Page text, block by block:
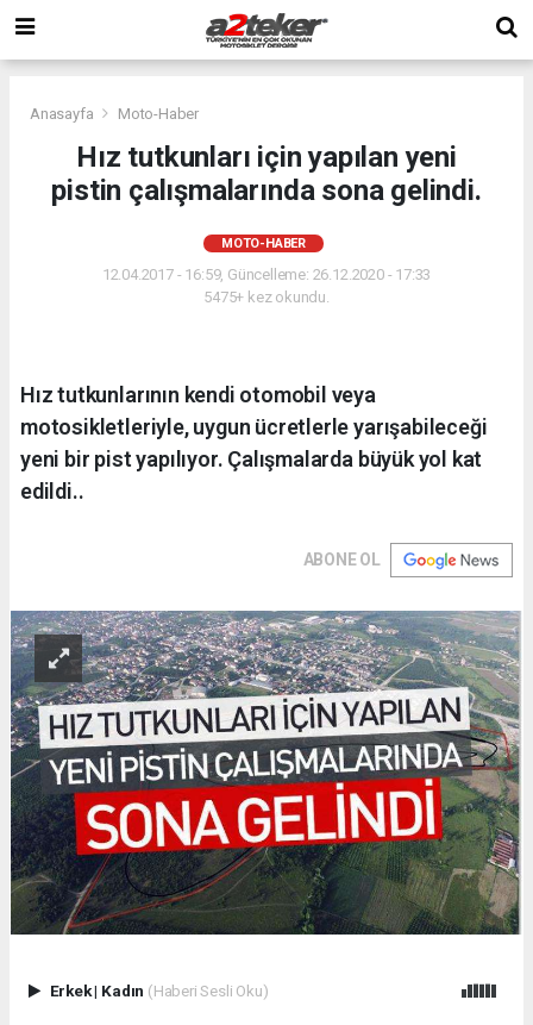
Anasayfa Moto-Haber
Hız tutkunları için yapılan yeni
pistin çalışmalarında sona gelindi.
MOTO-HABER
12.04.2017 - 16:59, Güncelleme: 26.12.2020 - 17:33
5475+ kez okundu.
Hız tutkunlarının kendi otomobil veya
motosikletleriyle, uygun ücretlerle yarışabileceği
yeni bir pist yapılıyor. Çalışmalarda büyük yol kat
edildi..
ABONE OL
Erkek| Kadın (Haberi Sesli Oku)